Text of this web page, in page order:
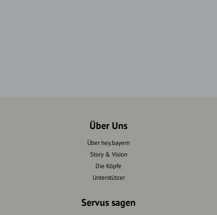
Über Uns
Über hey.bayern
Story & Vision
Die Köpfe
Unterstützer
Servus sagen